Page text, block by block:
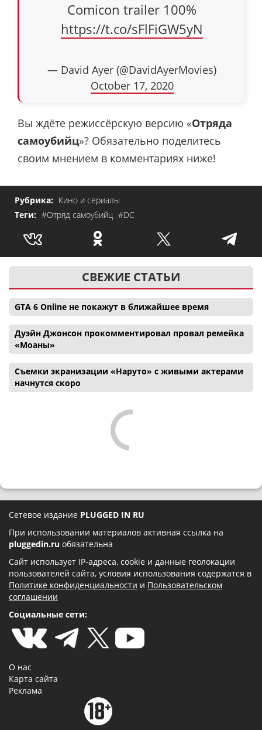
Comicon trailer 100%
https://t.co/sFlFiGW5yN
— David Ayer (@DavidAyerMovies)
October 17, 2020
Вы ждёте режиссёрскую версию «Отряда
самоубийц»? Обязательно поделитесь
своим мнением в комментариях ниже!
Рубрика: Кино и сериалы
Теги: #Отряд самоубийц #DC
СВЕЖИЕ СТАТЬИ
GTA 6 Online не покажут в ближайшее время
Дуэйн Джонсон прокомментировал провал ремейка
«Моаны»
Съемки экранизации «Наруто» с живыми актерами
начнутся скоро
Сетевое издание PLUGGED IN RU
При использовании материалов активная ссылка на
pluggedin.ru обязательна
Сайт использует IP-адреса, cookie и данные геолокации
пользователей сайта, условия использования содержатся в
Политике конфиденциальности и Пользовательском
соглашении
Социальные сети:
О нас
Карта сайта
Реклама